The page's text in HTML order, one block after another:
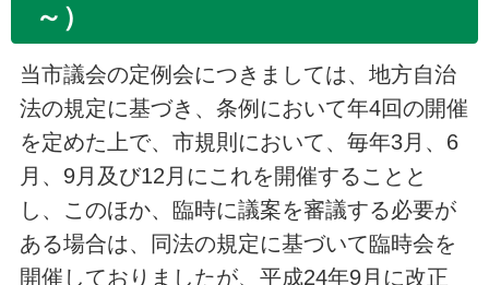
～）
当市議会の定例会につきましては、地方自治
法の規定に基づき、条例において年4回の開催
を定めた上で、市規則において、毎年3月、6
月、9月及び12月にこれを開催することと
し、このほか、臨時に議案を審議する必要が
ある場合は、同法の規定に基づいて臨時会を
開催しておりましたが、平成24年9月に改正